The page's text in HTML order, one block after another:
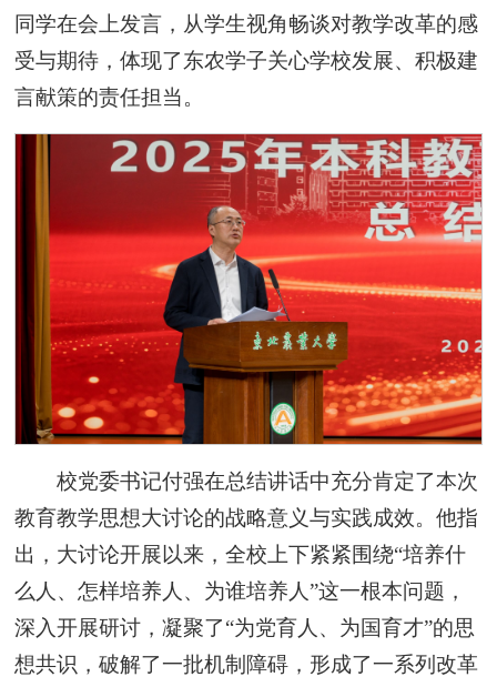
同学在会上发言，从学生视角畅谈对教学改革的感
受与期待，体现了东农学子关心学校发展、积极建
言献策的责任担当。
校党委书记付强在总结讲话中充分肯定了本次
教育教学思想大讨论的战略意义与实践成效。他指
出，大讨论开展以来，全校上下紧紧围绕“培养什
么人、怎样培养人、为谁培养人”这一根本问题，
深入开展研讨，凝聚了“为党育人、为国育才”的思
想共识，破解了一批机制障碍，形成了一系列改革